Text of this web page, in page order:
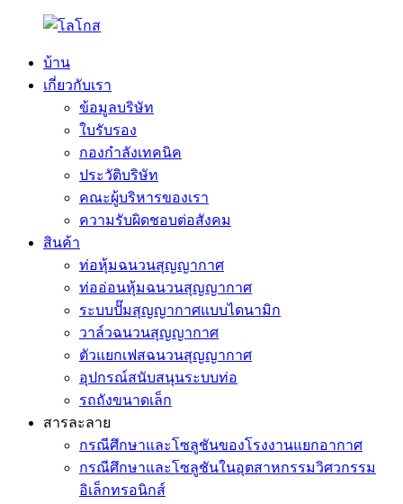
บ้าน
เกี่ยวกับเรา
ข้อมูลบริษัท
ใบรับรอง
กองกำลังเทคนิค
ประวัติบริษัท
คณะผู้บริหารของเรา
ความรับผิดชอบต่อสังคม
สินค้า
ท่อหุ้มฉนวนสุญญากาศ
ท่ออ่อนหุ้มฉนวนสุญญากาศ
ระบบปั๊มสุญญากาศแบบไดนามิก
วาล์วฉนวนสุญญากาศ
ตัวแยกเฟสฉนวนสุญญากาศ
อุปกรณ์สนับสนุนระบบท่อ
รถถังขนาดเล็ก
สารละลาย
กรณีศึกษาและโซลูชันของโรงงานแยกอากาศ
กรณีศึกษาและโซลูชันในอุตสาหกรรมวิศวกรรม
อิเล็กทรอนิกส์